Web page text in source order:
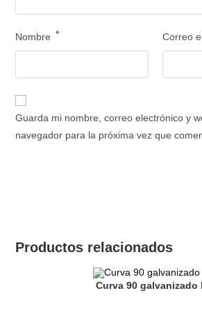
Nombre * Correo
Guarda mi nombre, correo electrónico y
navegador para la próxima vez que
Productos relacionados
Curva 90 galvanizado